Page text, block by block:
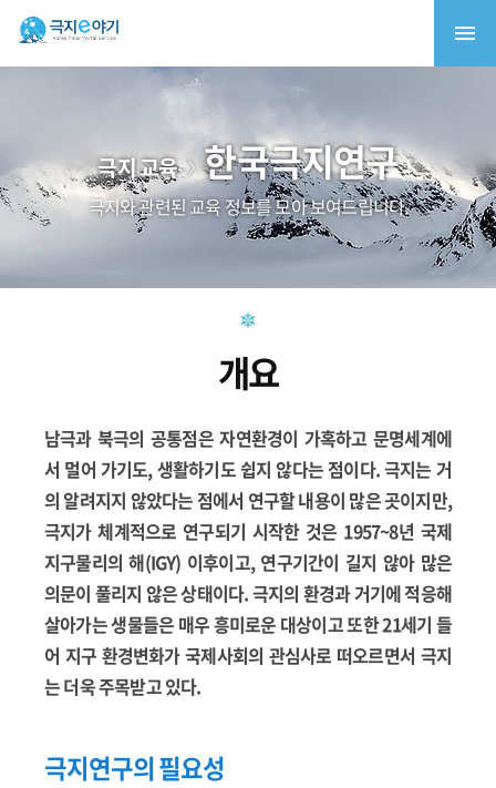
극지 교육 한국극지연구
극지와 관련된 교육 정보를 모아 보여드립니다.
개요
남극과 북극의 공통점은 자연환경이 가혹하고 문명세계에
서 멀어 가기도, 생활하기도 쉽지 않다는 점이다. 극지는 거
의 알려지지 않았다는 점에서 연구할 내용이 많은 곳이지만,
극지가 체계적으로 연구되기 시작한 것은 1957~8년 국제
지구물리의 해(IGY) 이후이고, 연구기간이 길지 않아 많은
의문이 풀리지 않은 상태이다. 극지의 환경과 거기에 적응해
살아가는 생물들은 매우 흥미로운 대상이고 또한 21세기 들
어 지구 환경변화가 국제사회의 관심사로 떠오르면서 극지
는 더욱 주목받고 있다.
극지연구의 필요성